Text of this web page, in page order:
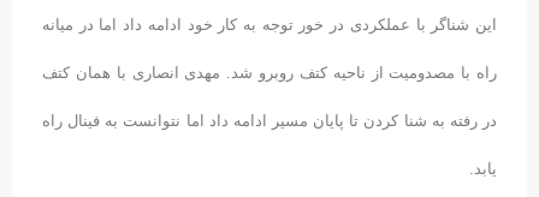
این شناگر با عملکردی در خور توجه به کار خود ادامه داد اما در میانه
راه با مصدومیت از ناحیه کتف روبرو شد. مهدی انصاری با همان کتف
در رفته به شنا کردن تا پایان مسیر ادامه داد اما نتوانست به فینال راه
یابد.